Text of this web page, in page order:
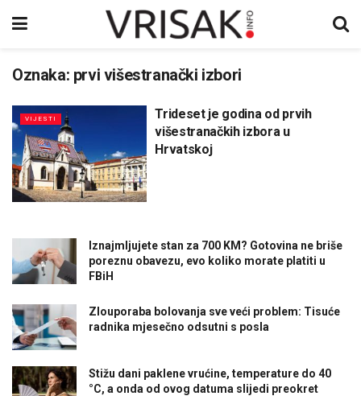
Oznaka: prvi višestranački izbori
VIJESTI
Trideset je godina od prvih
višestranačkih izbora u
Hrvatskoj
Iznajmljujete stan za 700 KM? Gotovina ne briše
poreznu obavezu, evo koliko morate platiti u
FBiH
Zlouporaba bolovanja sve veći problem: Tisuće
radnika mjesečno odsutni s posla
Stižu dani paklene vrućine, temperature do 40
°C, a onda od ovog datuma slijedi preokret